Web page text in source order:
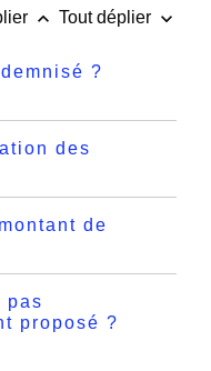
keyboard_arrow_up Tout déplier keyboard_arrow_down
?
des
de
pas
proposé ?